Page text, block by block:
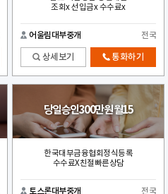
조회x 선입금x 수수료x
어울림대부중개 전국
상세보기 통화하기
당일승인300만원 월15
한국대부금융협회정식등록
수수료X친절빠른상담
토스론대부중개 전국